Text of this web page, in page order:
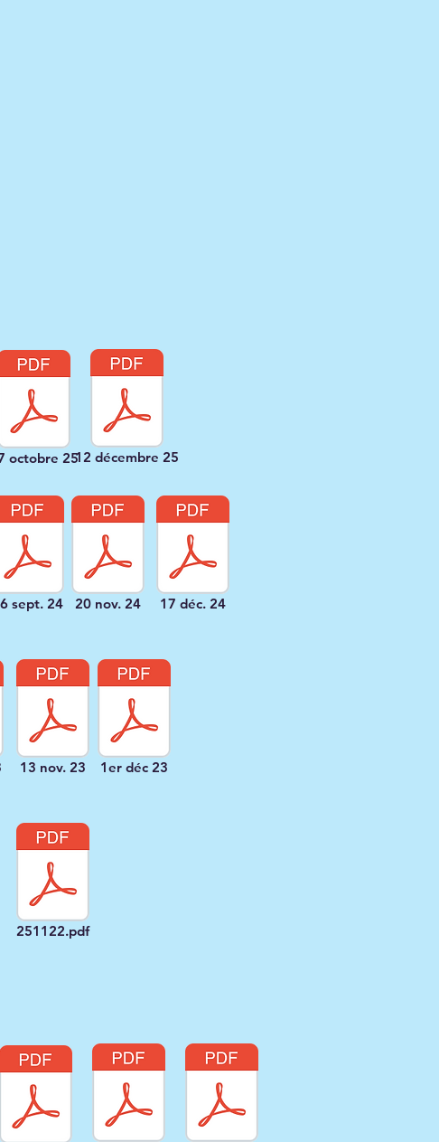
octobre 2512 décembre 25
sept. 24 20 nov. 24 17 déc. 24
13 nov. 23 1er déc 23
251122.pdf